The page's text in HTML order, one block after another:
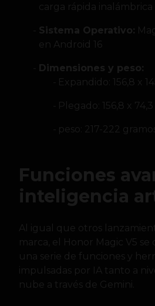
carga rápida inalámbrica
Sistema Operativo:
en Android 16
Dimensiones y peso:
Expandido: 156,8 x
Plegado: 156,8 x
peso: 217-222 gramos
Funciones
inteligencia
Al igual que otros
marca, el Honor Magic V5 se
una serie de funciones y
impulsadas por IA tanto a
nube a través de Gemini.